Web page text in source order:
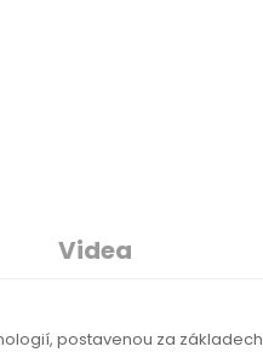
Videa
postavenou za základech